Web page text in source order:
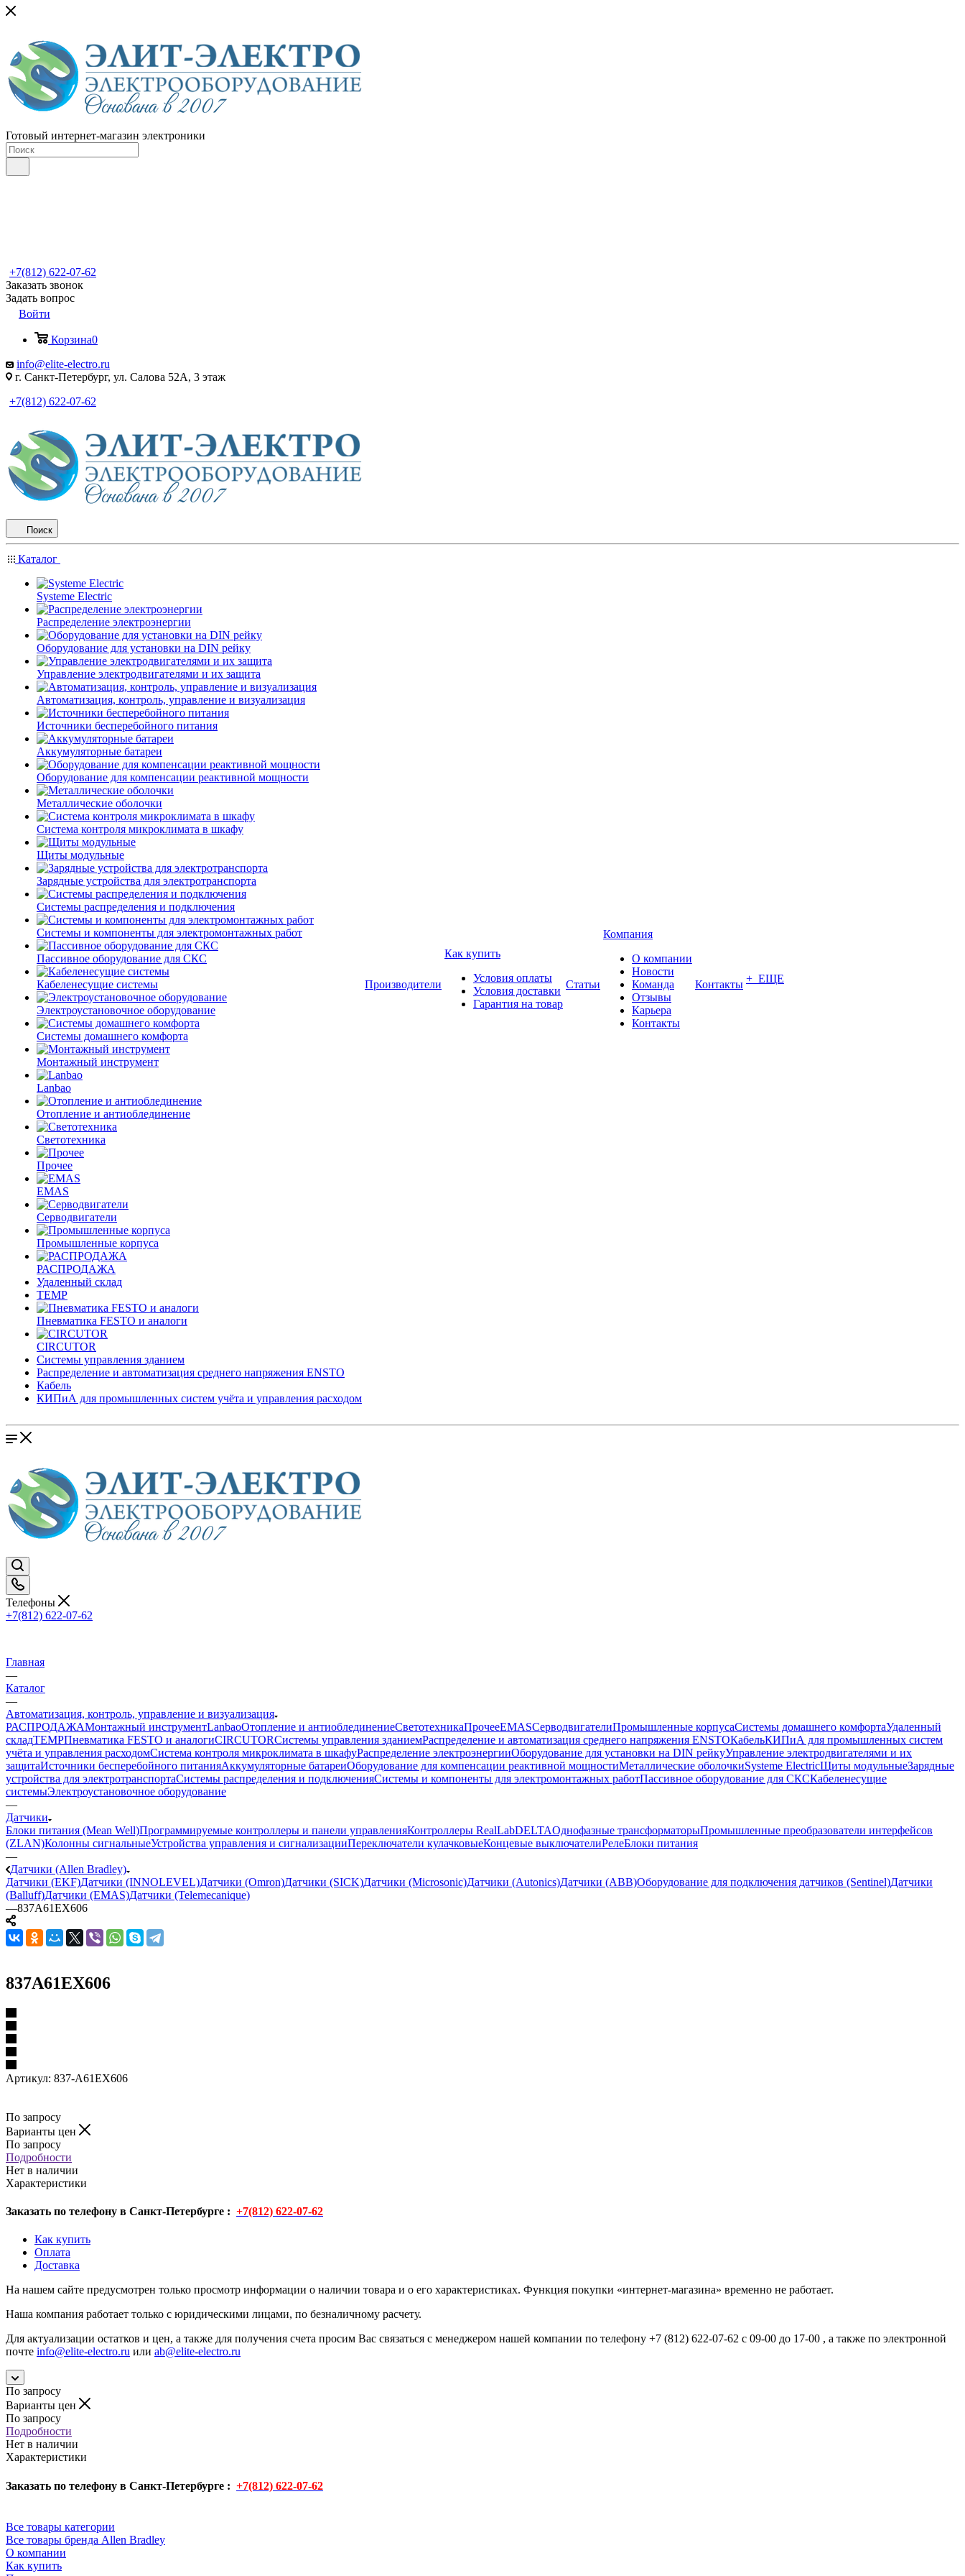
Готовый интернет-магазин электроники
+7(812) 622-07-62
Заказать звонок
Задать вопрос
Войти
Корзина0
info@elite-electro.ru
г. Санкт-Петербург, ул. Салова 52А, 3 этаж
+7(812) 622-07-62
Поиск
Каталог
Systeme Electric
Распределение электроэнергии
Оборудование для установки на DIN рейку
Управление электродвигателями и их защита
Автоматизация, контроль, управление и визуализация
Источники бесперебойного питания
Аккумуляторные батареи
Оборудование для компенсации реактивной мощности
Металлические оболочки
Система контроля микроклимата в шкафу
Щиты модульные
Зарядные устройства для электротранспорта
Системы распределения и подключения
Системы и компоненты для электромонтажных работ
Пассивное оборудование для СКС
Кабеленесущие системы
Электроустановочное оборудование
Системы домашнего комфорта
Монтажный инструмент
Lanbao
Отопление и антиоблединение
Светотехника
Прочее
EMAS
Cерводвигатели
Промышленные корпуса
РАСПРОДАЖА
Удаленный склад
TEMP
Пневматика FESTO и аналоги
CIRCUTOR
Системы управления зданием
Распределение и автоматизация среднего напряжения ENSTO
Кабель
КИПиА для промышленных систем учёта и управления расходом
Производители
Как купить
Условия оплаты
Условия доставки
Гарантия на товар
Статьи
Компания
О компании
Новости
Команда
Отзывы
Карьера
Контакты
Контакты + ЕЩЕ
Телефоны
+7(812) 622-07-62
Главная
—
Каталог
—
Автоматизация, контроль, управление и визуализация
РАСПРОДАЖАМонтажный инструментLanbaoОтопление и антиоблединениеСветотехникаПрочееEMASCерводвигателиПромышленные корпусаСистемы домашнего комфортаУдаленный
складTEMPПневматика FESTO и аналогиCIRCUTORСистемы управления зданиемРаспределение и автоматизация среднего напряжения ENSTOКабельКИПиА для промышленных систем
учёта и управления расходомСистема контроля микроклимата в шкафуРаспределение электроэнергииОборудование для установки на DIN рейкуУправление электродвигателями и их
защитаИсточники бесперебойного питанияАккумуляторные батареиОборудование для компенсации реактивной мощностиМеталлические оболочкиSysteme ElectricЩиты модульныеЗарядные
устройства для электротранспортаСистемы распределения и подключенияСистемы и компоненты для электромонтажных работПассивное оборудование для СКСКабеленесущие
системыЭлектроустановочное оборудование
—
Датчики
Блоки питания (Mean Well)Программируемые контроллеры и панели управленияКонтроллеры RealLabDELTAОднофазные трансформаторыПромышленные преобразователи интерфейсов
(ZLAN)Колонны сигнальныеУстройства управления и сигнализацииПереключатели кулачковыеКонцевые выключателиРелеБлоки питания
—
Датчики (Allen Bradley)
Датчики (EKF)Датчики (INNOLEVEL)Датчики (Omron)Датчики (SICK)Датчики (Microsonic)Датчики (Autonics)Датчики (ABB)Оборудование для подключения датчиков (Sentinel)Датчики
(Balluff)Датчики (EMAS)Датчики (Telemecanique)
—837A61EX606
837A61EX606
Артикул: 837-A61EX606
По запросу
Варианты цен
По запросу
Подробности
Нет в наличии
Характеристики
Заказать по телефону в Санкт-Петербурге : +7(812) 622-07-62
Как купить
Оплата
Доставка
На нашем сайте предусмотрен только просмотр информации о наличии товара и о его характеристиках. Функция покупки «интернет-магазина» временно не работает.
Наша компания работает только с юридическими лицами, по безналичному расчету.
Для актуализации остатков и цен, а также для получения счета просим Вас связаться с менеджером нашей компании по телефону +7 (812) 622-07-62 с 09-00 до 17-00 , а также по электронной
почте info@elite-electro.ru или ab@elite-electro.ru
По запросу
Варианты цен
По запросу
Подробности
Нет в наличии
Характеристики
Заказать по телефону в Санкт-Петербурге : +7(812) 622-07-62
Все товары категории
Все товары бренда Allen Bradley
О компании
Как купить